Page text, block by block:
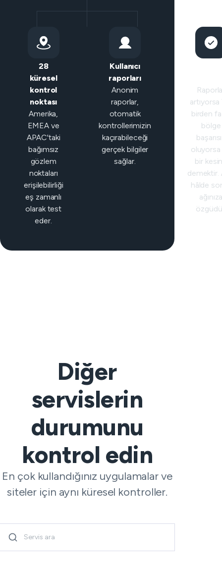
28
küresel
kontrol
noktası
Amerika,
EMEA ve
APAC'taki
bağımsız
gözlem
noktaları
erişilebilirliği
eş zamanlı
olarak test
eder.
Kullanıcı
raporları
Anonim
raporlar,
otomatik
kontrollerimizin
kaçırabileceği
gerçek bilgiler
sağlar.
birden
bölge
bir
demektir.
hâlde
Diğer
servislerin
durumunu
kontrol edin
En çok kullandığınız uygulamalar ve
siteler için aynı küresel kontroller.